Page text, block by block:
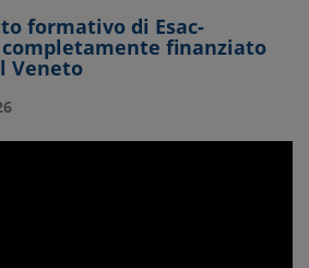
formativo di Esac-
finanziato
Veneto